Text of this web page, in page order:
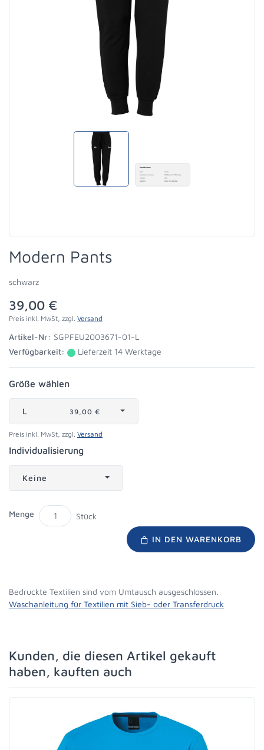
Modern Pants
schwarz
39,00 €
Preis inkl. MwSt, zzgl. Versand
Artikel-Nr: SGPFEU2003671-01-L
Verfügbarkeit:
Lieferzeit 14 Werktage
Größe wählen
L 39,00 €
Preis inkl. MwSt, zzgl. Versand
Individualisierung
Keine
Menge Stück
IN DEN WARENKORB
Bedruckte Textilien sind vom Umtausch ausgeschlossen.
Waschanleitung für Textilien mit Sieb- oder Transferdruck
Kunden, die diesen Artikel gekauft
haben, kauften auch